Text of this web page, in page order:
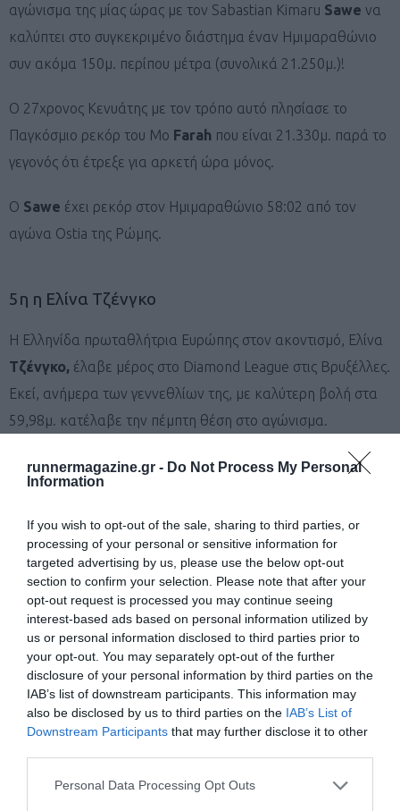
runnermagazine.gr - Do Not Process My Personal
Information
If you wish to opt-out of the sale, sharing to third parties, or
processing of your personal or sensitive information for
targeted advertising by us, please use the below opt-out
section to confirm your selection. Please note that after your
opt-out request is processed you may continue seeing
interest-based ads based on personal information utilized by
us or personal information disclosed to third parties prior to
your opt-out. You may separately opt-out of the further
disclosure of your personal information by third parties on the
IAB’s list of downstream participants. This information may
also be disclosed by us to third parties on the IAB’s List of
Downstream Participants that may further disclose it to other
Personal Data Processing Opt Outs
αγώνισμα της μίας ώρας με τον Sabastian Kimaru Sawe να
καλύπτει στο συγκεκριμένο διάστημα έναν Ημιμαραθώνιο
συν ακόμα 150μ. περίπου μέτρα (συνολικά 21.250μ.)!
O 27χρονος Κενυάτης με τον τρόπο αυτό πλησίασε το
Παγκόσμιο ρεκόρ του Mo Farah που είναι 21.330μ. παρά το
γεγονός ότι έτρεξε για αρκετή ώρα μόνος.
O Sawe έχει ρεκόρ στον Ημιμαραθώνιο 58:02 από τον
αγώνα Ostia της Ρώμης.
5η η Ελίνα Τζένγκο
Η Ελληνίδα πρωταθλήτρια Ευρώπης στον ακοντισμό, Ελίνα
Τζένγκο, έλαβε μέρος στο Diamond League στις Βρυξέλλες.
Εκεί, ανήμερα των γεννεθλίων της, με καλύτερη βολή στα
59,98μ. κατέλαβε την πέμπτη θέση στο αγώνισμα.
Ξεχώρισαν ακόμα
Είδηση ήταν η ήττα του MondoDuplantisστο επί κοντώ
από τον Ernest JohnObiena, η μεγάλη επίδοση της
YaroslavaMahuchikhστο ύψος με 2,05μ., η νίκη της
JasmineCamacho–Quinnστα 100μ. με εμπόδια με 12.27
και νέο ρεκόρ αγώνα.
Αντίθετα, δεν ήταν είδηση η μία ακόμα νίκη του
Βραζιλιάνου
Dos Santos στα 400μ. με εμπόδια με 47.54.